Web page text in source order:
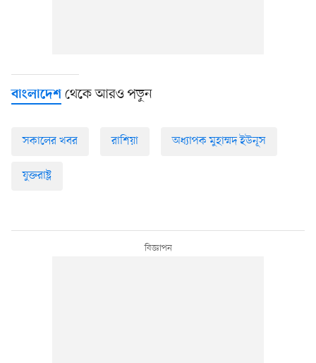
বাংলাদেশ থেকে আরও পড়ুন
সকালের খবর রাশিয়া অধ্যাপক মুহাম্মদ ইউনূস
যুক্তরাষ্ট্র